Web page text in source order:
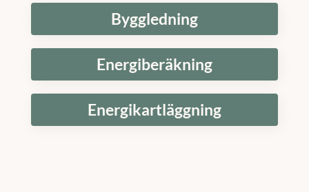
Byggledning
Energiberäkning
Energikartläggning